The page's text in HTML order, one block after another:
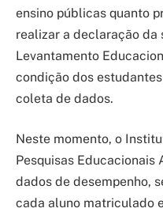
ensino públicas quanto
realizar a declaração da
Levantamento
condição dos
coleta de dados.
Neste momento, o
Pesquisas Educacionais
dados de desempenho,
cada aluno matriculado